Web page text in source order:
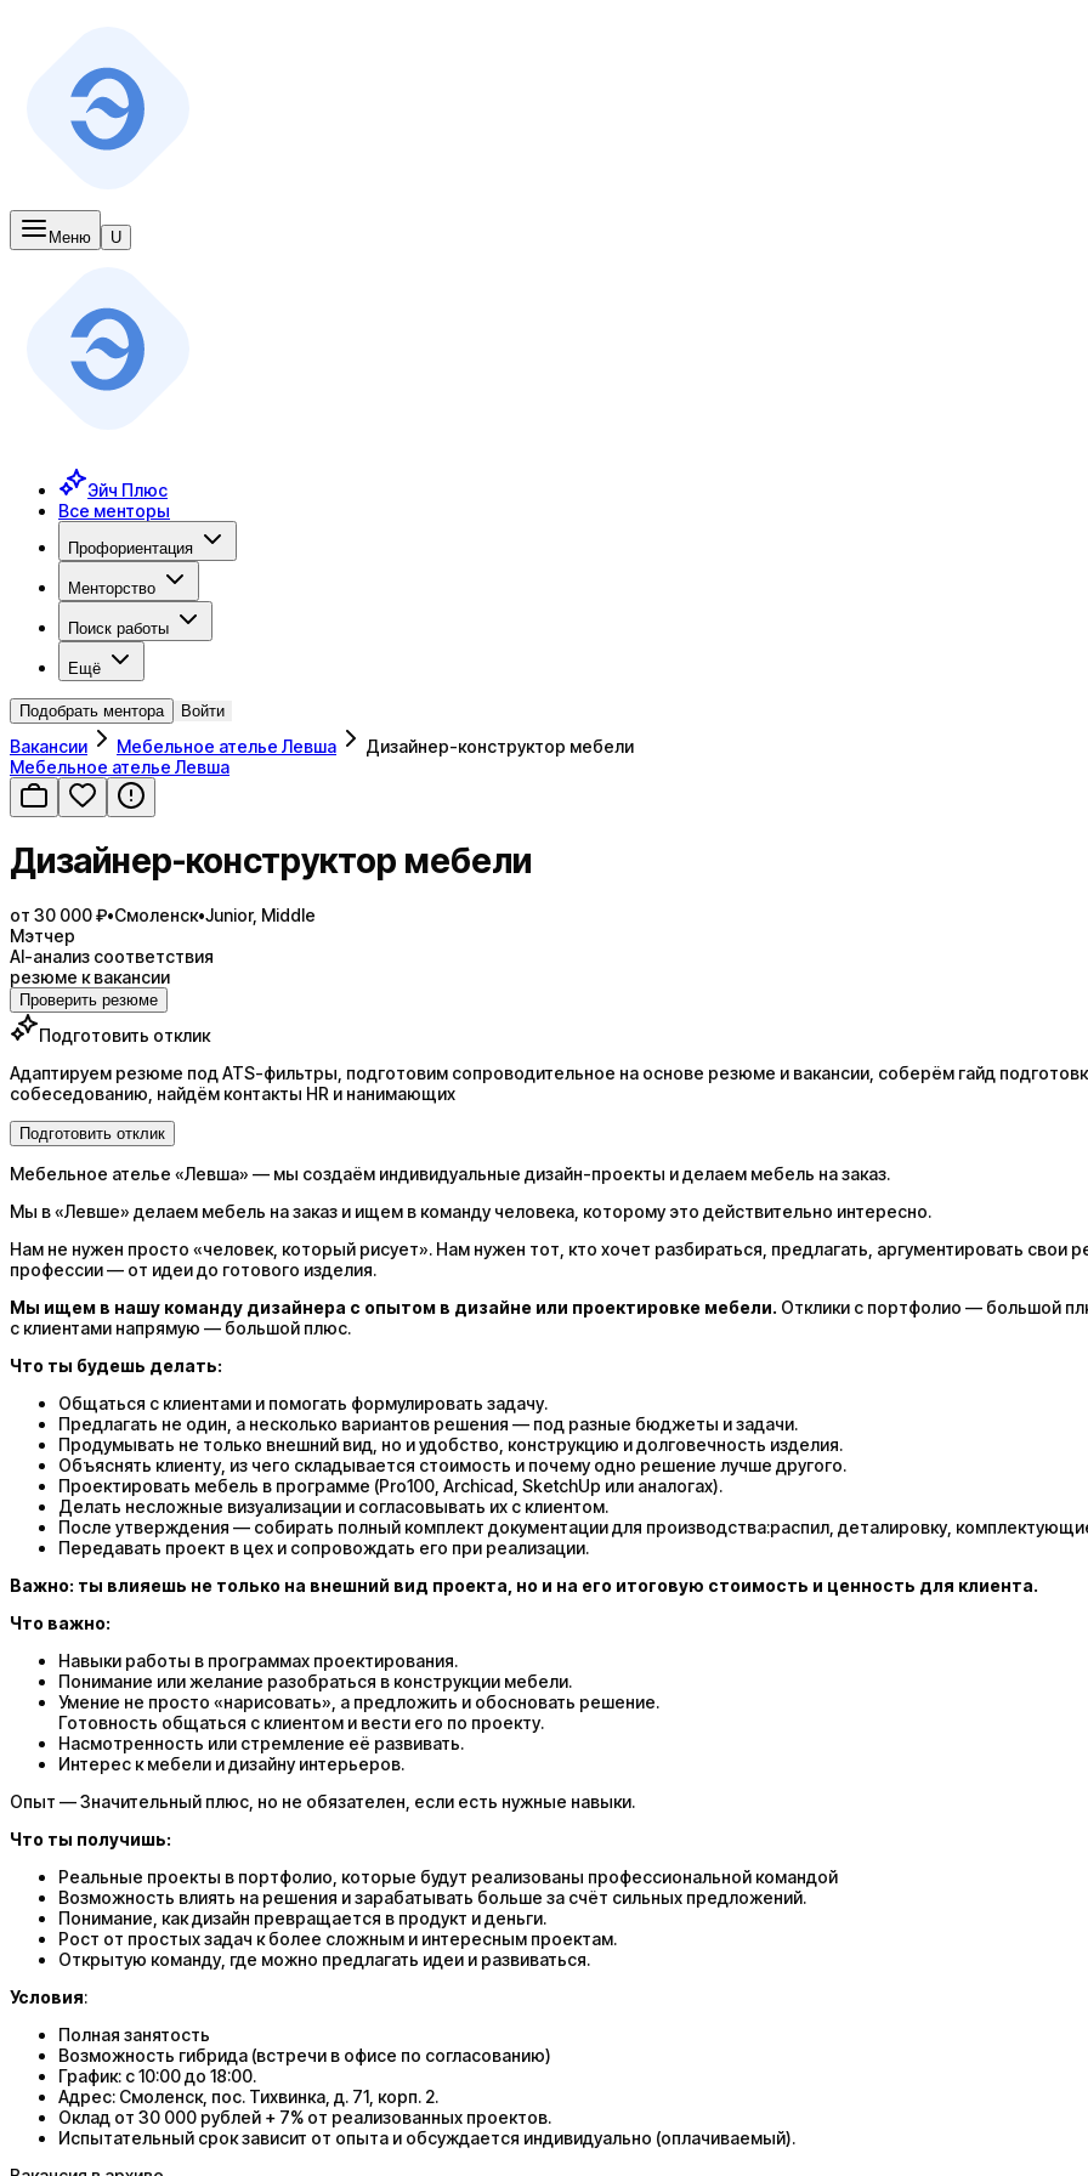
Меню U
Эйч Плюс
Все менторы
Профориентация
Менторство
Поиск работы
Ещё
Подобрать ментора Войти
Вакансии Мебельное ателье Левша
Дизайнер-конструктор мебели
Мебельное ателье Левша
Дизайнер-конструктор мебели
от 30 000 ₽•Смоленск•Junior, Middle
Мэтчер
AI-анализ соответствия
резюме к вакансии
Проверить резюме
Подготовить отклик
Адаптируем резюме под ATS-фильтры, подготовим сопроводительное на основе резюме и вакансии, соберём гайд
собеседованию, найдём контакты HR и нанимающих
Подготовить отклик
Мебельное ателье «Левша» — мы создаём индивидуальные дизайн-проекты и делаем мебель на заказ.
Мы в «Левше» делаем мебель на заказ и ищем в команду человека, которому это действительно интересно.
Нам не нужен просто «человек, который рисует». Нам нужен тот, кто хочет разбираться, предлагать, аргументировать свои
профессии — от идеи до готового изделия.
Мы ищем в нашу команду дизайнера с опытом в дизайне или проектировке мебели. Отклики с портфолио — большой
с клиентами напрямую — большой плюс.
Что ты будешь делать:
Общаться с клиентами и помогать формулировать задачу.
Предлагать не один, а несколько вариантов решения — под разные бюджеты и задачи.
Продумывать не только внешний вид, но и удобство, конструкцию и долговечность изделия.
Объяснять клиенту, из чего складывается стоимость и почему одно решение лучше другого.
Проектировать мебель в программе (Pro100, Archicad, SketchUp или аналогах).
Делать несложные визуализации и согласовывать их с клиентом.
После утверждения — собирать полный комплект документации для производства:распил, деталировку,
Передавать проект в цех и сопровождать его при реализации.
Важно: ты влияешь не только на внешний вид проекта, но и на его итоговую стоимость и ценность для клиента.
Что важно:
Навыки работы в программах проектирования.
Понимание или желание разобраться в конструкции мебели.
Умение не просто «нарисовать», а предложить и обосновать решение.
Готовность общаться с клиентом и вести его по проекту.
Насмотренность или стремление её развивать.
Интерес к мебели и дизайну интерьеров.
Опыт — Значительный плюс, но не обязателен, если есть нужные навыки.
Что ты получишь:
Реальные проекты в портфолио, которые будут реализованы профессиональной командой
Возможность влиять на решения и зарабатывать больше за счёт сильных предложений.
Понимание, как дизайн превращается в продукт и деньги.
Рост от простых задач к более сложным и интересным проектам.
Открытую команду, где можно предлагать идеи и развиваться.
Условия:
Полная занятость
Возможность гибрида (встречи в офисе по согласованию)
График: с 10:00 до 18:00.
Адрес: Смоленск, пос. Тихвинка, д. 71, корп. 2.
Оклад от 30 000 рублей + 7% от реализованных проектов.
Испытательный срок зависит от опыта и обсуждается индивидуально (оплачиваемый).